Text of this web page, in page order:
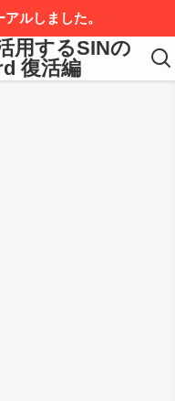
ルしました。
用するSINの
復活編